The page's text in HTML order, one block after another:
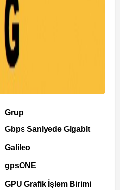
Grup
Gbps Saniyede Gigabit
Galileo
gpsONE
GPU Grafik İşlem Birimi